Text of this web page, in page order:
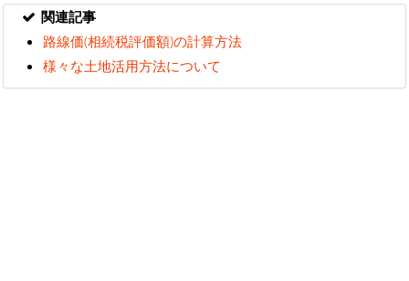
関連記事
路線価(相続税評価額)の計算方法
様々な土地活用方法について